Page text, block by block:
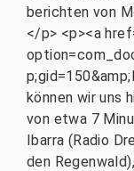
berichten von
</p> <p><a
können wir uns
von etwa 7
Ibarra (Radio
den